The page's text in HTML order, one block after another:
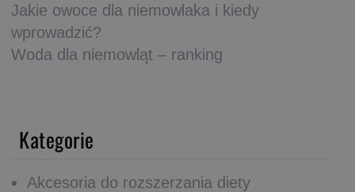
Jakie owoce dla niemowlaka i kiedy
wprowadzić?
Woda dla niemowląt – ranking
Kategorie
Akcesoria do rozszerzania diety